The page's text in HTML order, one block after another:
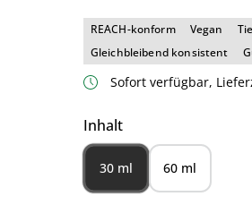
REACH-konform Vegan
Gleichbleibend konsistent
Sofort verfügbar,
Inhaltauswählen
30 ml 60 ml